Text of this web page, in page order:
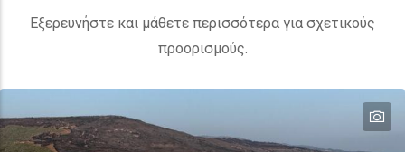
Εξερευνήστε και μάθετε περισσότερα για σχετικούς
προορισμούς.